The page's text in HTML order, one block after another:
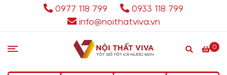
0977 118 799
0933 118 799
info@noithatviva.vn
0